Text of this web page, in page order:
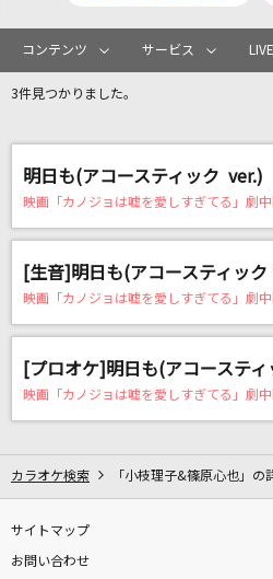
カラオケリ
リアルタイムで歌われ
冬の妖精
[オリカラ]桜坂
福山雅治
MILABO
ずっと真夜中でいいのに。
[生音]銀河高速
ハンブレッダーズ
未来へ
コンテンツ サービス
3件見つかりました。
明日も(アコースティック ver.)
映画「カノジョは嘘を愛しすぎてる」劇
[生音]明日も(アコースティッ
映画「カノジョは嘘を愛しすぎてる」劇
[プロオケ]明日も(アコーステ
映画「カノジョは嘘を愛しすぎてる」劇
カラオケ検索 「小枝理子&篠原心也」の
サイトマップ
お問い合わせ